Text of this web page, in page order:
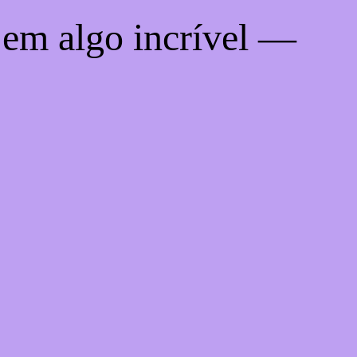
em algo incrível —